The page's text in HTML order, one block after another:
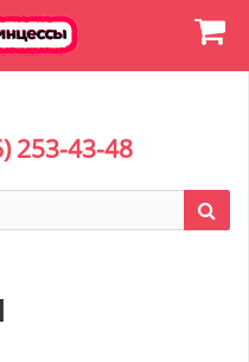
253-43-48